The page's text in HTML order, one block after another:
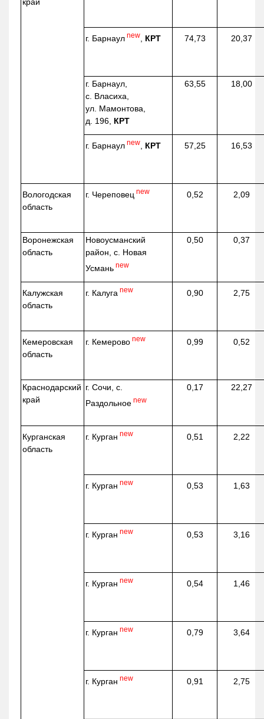
край
г. Барнаул new КРТ 74,73 20,37
г. Барнаул,
с. Власиха,
ул. Мамонтова,
д. 196, КРТ
63,55 18,00
г. Барнаул new КРТ 57,25 16,53
Вологодская
область
г. Череповец new 0,52 2,09
Воронежская
область
Новоусманский
район, с. Новая
Усмань new
0,50 0,37
Калужская
область
г. Калуга new 0,90 2,75
Кемеровская
область
г. Кемерово new 0,99 0,52
Краснодарский
край
г. Сочи, с.
Раздольное new
0,17 22,27
Курганская
область
г. Курган new 0,51 2,22
г. Курган new 0,53 1,63
г. Курган new 0,53 3,16
г. Курган new 0,54 1,46
г. Курган new 0,79 3,64
г. Курган new 0,91 2,75